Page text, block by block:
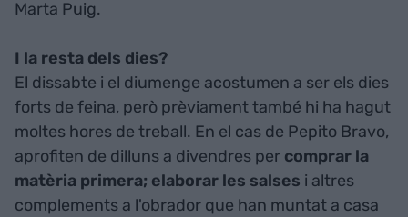
Marta Puig.
I la resta dels dies?
El dissabte i el diumenge acostumen a ser els dies
forts de feina, però prèviament també hi ha hagut
moltes hores de treball. En el cas de Pepito Bravo,
aprofiten de dilluns a divendres per comprar la
matèria primera; elaborar les salses i altres
complements a l'obrador que han muntat a casa